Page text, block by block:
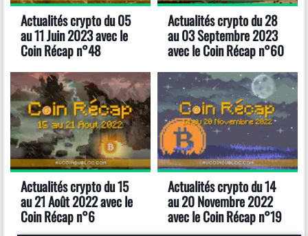
Actualités crypto du 05
au 11 Juin 2023 avec le
Coin Récap n°48
Actualités crypto du 28
au 03 Septembre 2023
avec le Coin Récap n°60
Actualités crypto du 15
au 21 Août 2022 avec le
Coin Récap n°6
Actualités crypto du 14
au 20 Novembre 2022
avec le Coin Récap n°19